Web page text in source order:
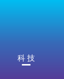
科 技